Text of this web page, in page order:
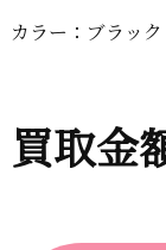
カラー：ブラック
買取金